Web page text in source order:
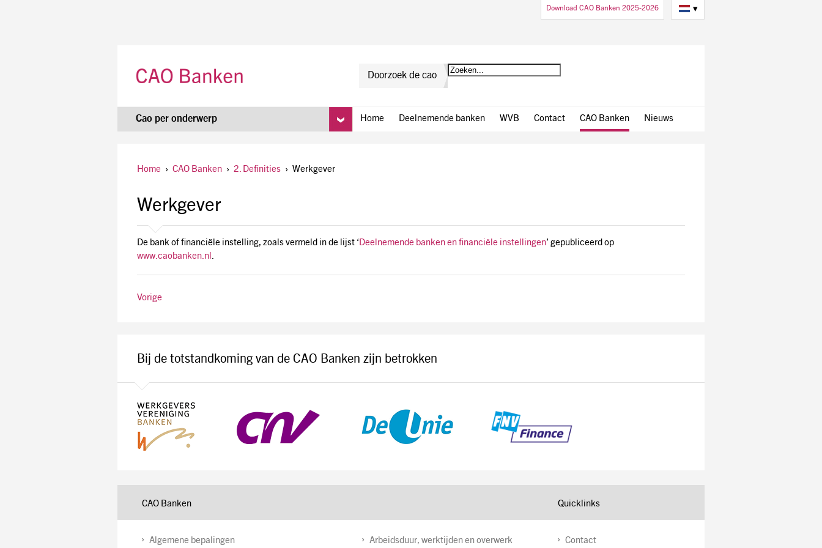
▾
Download CAO Banken 2025-2026
Doorzoek de cao
Cao per onderwerp Home Deelnemende banken WVB Contact CAO Banken Nieuws
Home › CAO Banken › 2. Definities › Werkgever
Werkgever
De bank of financiële instelling, zoals vermeld in de lijst ‘Deelnemende banken en financiële instellingen’ gepubliceerd op
www.caobanken.nl.
Vorige
Bij de totstandkoming van de CAO Banken zijn betrokken
CAO Banken
Algemene bepalingen Arbeidsduur, werktijden en overwerk
Quicklinks
Contact